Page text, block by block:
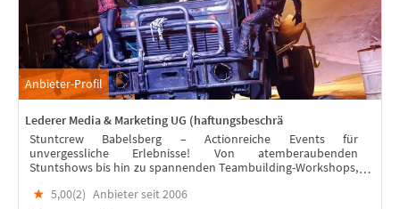
Anbieter-Profil
Lederer Media & Marketing UG (haftungsbeschrä
Stuntcrew Babelsberg – Actionreiche Events für
unvergessliche Erlebnisse! Von atemberaubenden
Stuntshows bis hin zu spannenden Teambuilding-Workshops,
★ 5,00(2) Anbieter seit 2006